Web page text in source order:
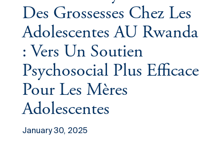
Des Grossesses Chez Les
Adolescentes AU Rwanda
: Vers Un Soutien
Psychosocial Plus Efficace
Pour Les Mères
Adolescentes
January 30, 2025